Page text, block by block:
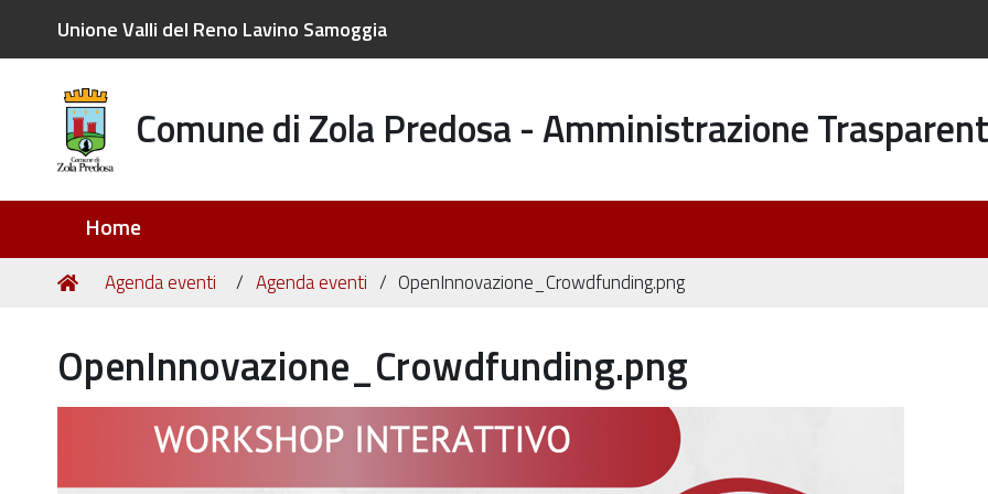
Unione Valli del Reno Lavino Samoggia
Comune di Zola Predosa - Amministrazione
Home
Tu
Home
Agenda eventi Agenda eventi OpenInnovazione_Crowdfunding.png
OpenInnovazione_Crowdfunding.png